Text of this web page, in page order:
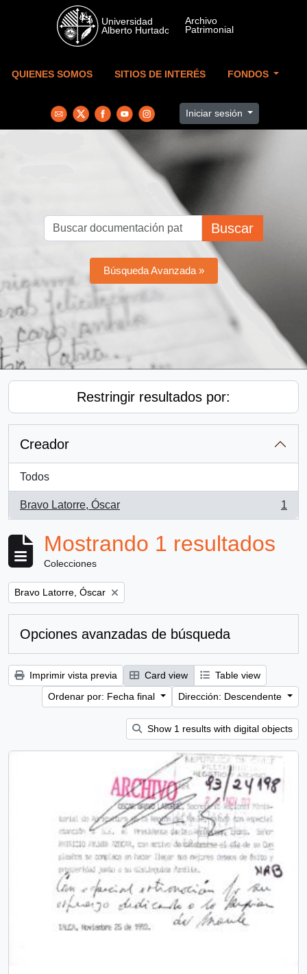
Skip to main content
QUIENES SOMOS SITIOS DE INTERÉS FONDOS
Iniciar sesión
Buscar
Búsqueda Avanzada »
Restringir resultados por:
Creador
Todos
Bravo Latorre, Óscar
, 1 resultados
1
Mostrando 1 resultados
Colecciones
Remove filter:
Bravo Latorre, Óscar
Opciones avanzadas de búsqueda
Imprimir vista previa Card view
Table view
Ordenar por: Fecha final
Dirección: Descendente
Show 1 results with digital objects